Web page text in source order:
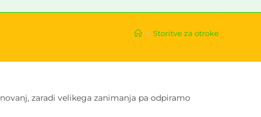
> Storitve za otroke
zaradi velikega zanimanja pa odpiramo